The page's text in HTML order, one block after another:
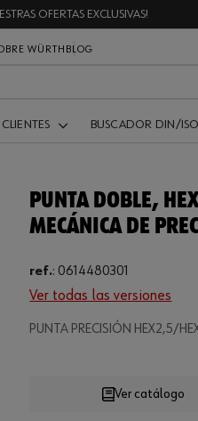
OFERTAS EXCLUSIVAS!
WÜRTH BLOG
BUSCADOR DIN/ISO
PUNTA DOBLE,
MECÁNICA DE
ref.: 0614480301
Ver todas las versiones
PUNTA PRECISIÓN HEX2,5/
Ver catálogo